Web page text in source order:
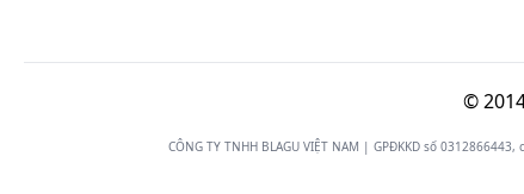
©
CÔNG TY TNHH BLAGU VIỆT NAM | GPĐKKD số